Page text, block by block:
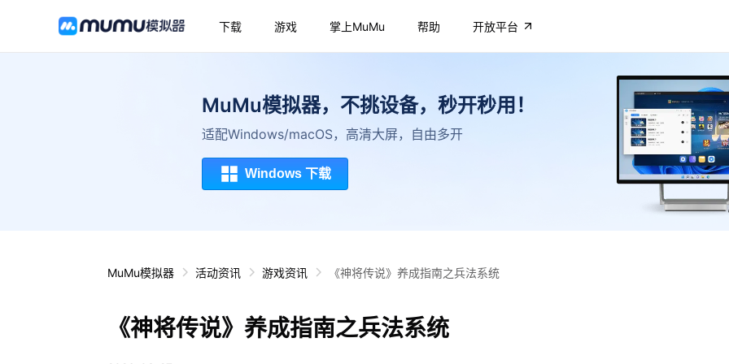
下载 游戏 掌上MuMu 帮助 开放平台
MuMu模拟器，不挑设备，秒开秒用！
适配Windows/macOS，高清大屏，自由多开
Windows 下载
MuMu模拟器 活动资讯 游戏资讯 《神将传说》养成指南之兵法系统
《神将传说》养成指南之兵法系统